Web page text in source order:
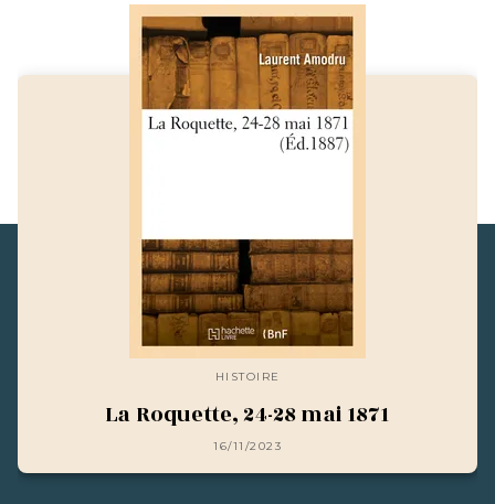
HISTOIRE
La Roquette, 24-28 mai 1871
16/11/2023